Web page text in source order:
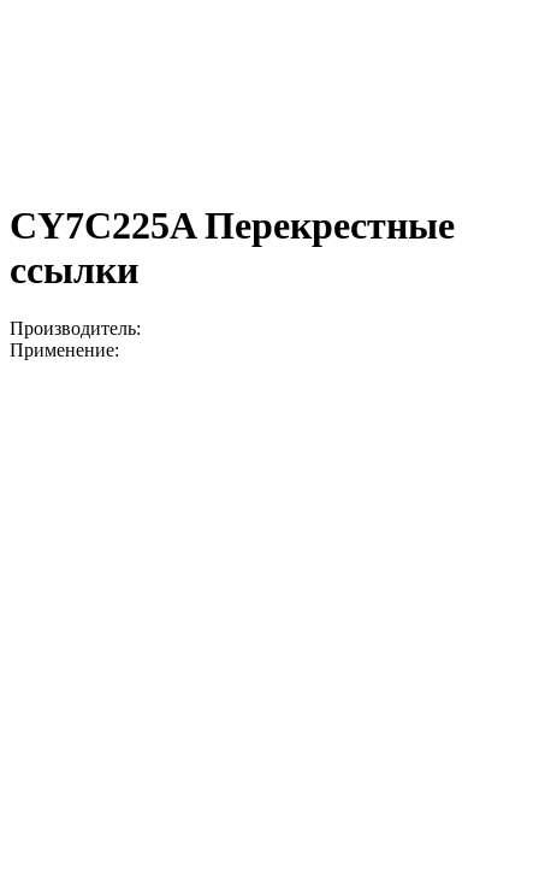
CY7C225A Перекрестные
ссылки
Производитель:
Применение: